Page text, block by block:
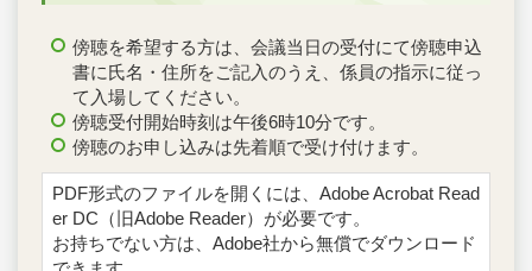
傍聴を希望する方は、会議当日の受付にて傍聴申込
書に氏名・住所をご記入のうえ、係員の指示に従っ
て入場してください。
傍聴受付開始時刻は午後6時10分です。
傍聴のお申し込みは先着順で受け付けます。
PDF形式のファイルを開くには、Adobe Acrobat Read
er DC（旧Adobe Reader）が必要です。
お持ちでない方は、Adobe社から無償でダウンロード